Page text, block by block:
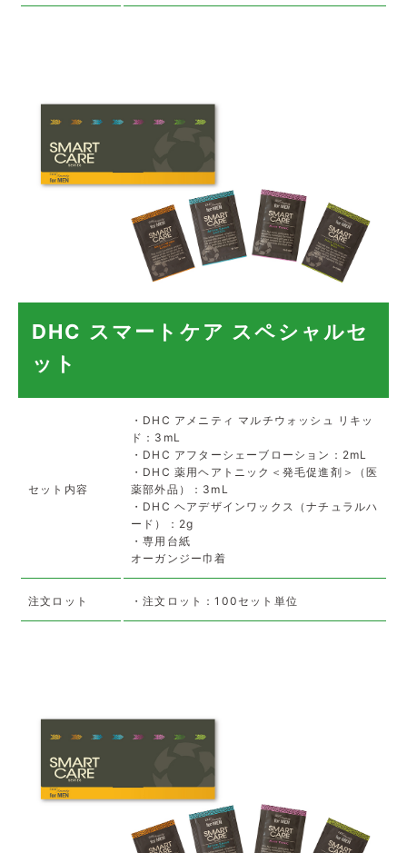
DHC スマートケア スペシャルセ
ット
セット内容
・DHC アメニティ マルチウォッシュ リキッ
ド：3mL
・DHC アフターシェーブローション：2mL
・DHC 薬用ヘアトニック＜発毛促進剤＞（医
薬部外品）：3mL
・DHC ヘアデザインワックス（ナチュラルハ
ード）：2g
・専用台紙
オーガンジー巾着
注文ロット ・注文ロット：100セット単位